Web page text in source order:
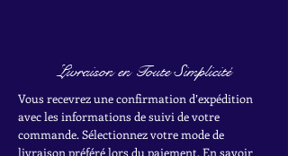
Livraison en Toute Simplicité
Vous recevrez une confirmation d’expédition
avec les informations de suivi de votre
commande. Sélectionnez votre mode de
livraison préféré lors du paiement. En savoir